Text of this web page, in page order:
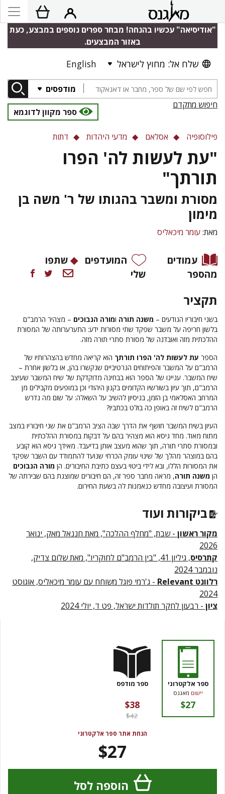
"אודיסיאה" עכשיו בהנחה! מבחר ספרים נוספים במבצע, כעת
באזור המבצעים.
שלח אל: מחוץ לישראל English
מודפסים
חיפוש מתקדם
ספר מקוון לדוגמא
פילוסופיה אסלאם מדעי היהדות דתות
"עת לעשות לה' הפרו
תורתך"
מסורת ומשבר בהגותו של ר' משה בן
מימון
מאת:עומר מיכאליס
עמודים
מהספר
המועדפים
שלי
שתפו
תקציר
בשני חיבוריו הנודעים – משנה תורה ומורה הנבוכים – מצהיר הרמב"ם
בלשון חריפה על משבר שפקד שתי מסורות ידע: התערערותה של המסורת
ההלכתית מזה ואובדנה של מסורת סתרי תורה מזה.
הספר עת לעשות לה' הפרו תורתך הוא קריאה מחדש בהצהרותיו של
הרמב"ם על המשבר והפיתוחים הנרטיביים שנקשרו בהן, או בלשון אחרת –
שיח המשבר. עניינו של הספר הוא בבחינה מדוקדקת של שיח המשבר שעיצב
הרמב"ם, תוך עיון בשורשיו הקדומים בקנון היהודי וכן במופעים מקבילים מן
המרחב האסלאמי בן הזמן, בניסיון להשיב על השאלה: על שום מה נדרש
הרמב"ם לשיח זה באופן כה בולט בכתביו?
העיון בשיח המשבר חושף את הדרך שבה הציב הרמב"ם את שני חיבוריו במצב
מתוח מאוד. מחד גיסא הוא מצהיר בהם על דבקות במסורת ההלכתית
ובמסורת סתרי תורה, תוך שהוא מעצב אותן בדיעבד. מאידך גיסא הוא קובע
בהם במוצהר מהלך של שינוי עומק הכרחי שנועד להתמודד עם השבר שפקד
את המסורות הללו, ובא לידי ביטוי בעצם כתיבת החיבורים. הן מורה הנבוכים
הן משנה תורה, מראה מחבר ספר זה, הם חיבורים שמוצגת בהם שבירתה של
המסורת ועיצובה מחדש כנאמנות לה בשעת החירום.
ביקורות ועוד
מקור ראשון - שבת, "מחלף ההלכה", מאת חננאל מאק, ינואר
2026
קתרסיס
, גיליון 41, "בין הרמב"ם לחוקריו", מאת שלום צדיק,
נובמבר 2024
רלוונט Relevant
- ג'רמי פוגל משוחח עם עומר מיכאליס, אוגוסט
2024
ציון - רבעון לחקר תולדות ישראל, פט ד, יולי 2024
ספר אלקטרוני
יישום מאגנס
$27
ספר מודפס
$38
$42
הנחת אתר ספר אלקטרוני
$27
הוספה לסל